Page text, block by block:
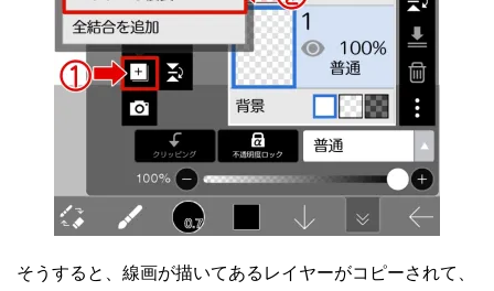
そうすると、線画が描いてあるレイヤーがコピーされて、